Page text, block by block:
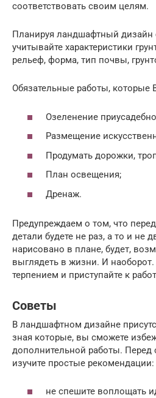
соответствовать своим целям.
Планируя ландшафтный дизайн
учитывайте характеристики
рельеф, форма, тип почвы,
Обязательные работы, которые
Озеленение
Размещение
Продумать дорожки,
План освещения;
Дренаж.
Предупреждаем о том, что
детали будете не раз, а то и не
нарисовано в плане, будет,
выглядеть в жизни. И
терпением и приступайте к
Советы
В ландшафтном дизайне
зная которые, вы сможете
дополнительной работы. Перед
изучите простые рекомендации:
не спешите воплощать